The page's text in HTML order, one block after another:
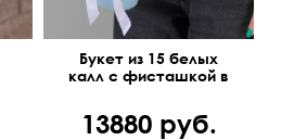
Букет из 15 белых
калл с фисташкой в
13880 руб.